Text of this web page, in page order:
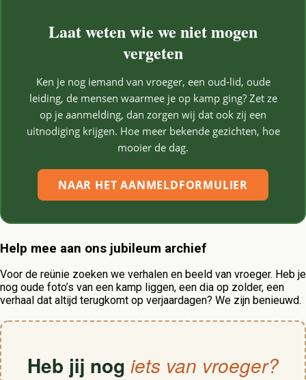
Laat weten wie we niet mogen
vergeten
Ken je nog iemand van vroeger, een oud-lid, oude
leiding, de mensen waarmee je op kamp ging? Zet ze
op je aanmelding, dan zorgen wij dat ook zij een
uitnodiging krijgen. Hoe meer bekende gezichten, hoe
mooier de dag.
NAAR HET AANMELDFORMULIER
Help mee aan ons jubileum archief
Voor de reünie zoeken we verhalen en beeld van vroeger. Heb je
nog oude foto’s van een kamp liggen, een dia op zolder, een
verhaal dat altijd terugkomt op verjaardagen? We zijn benieuwd.
Heb jij nog iets van vroeger?